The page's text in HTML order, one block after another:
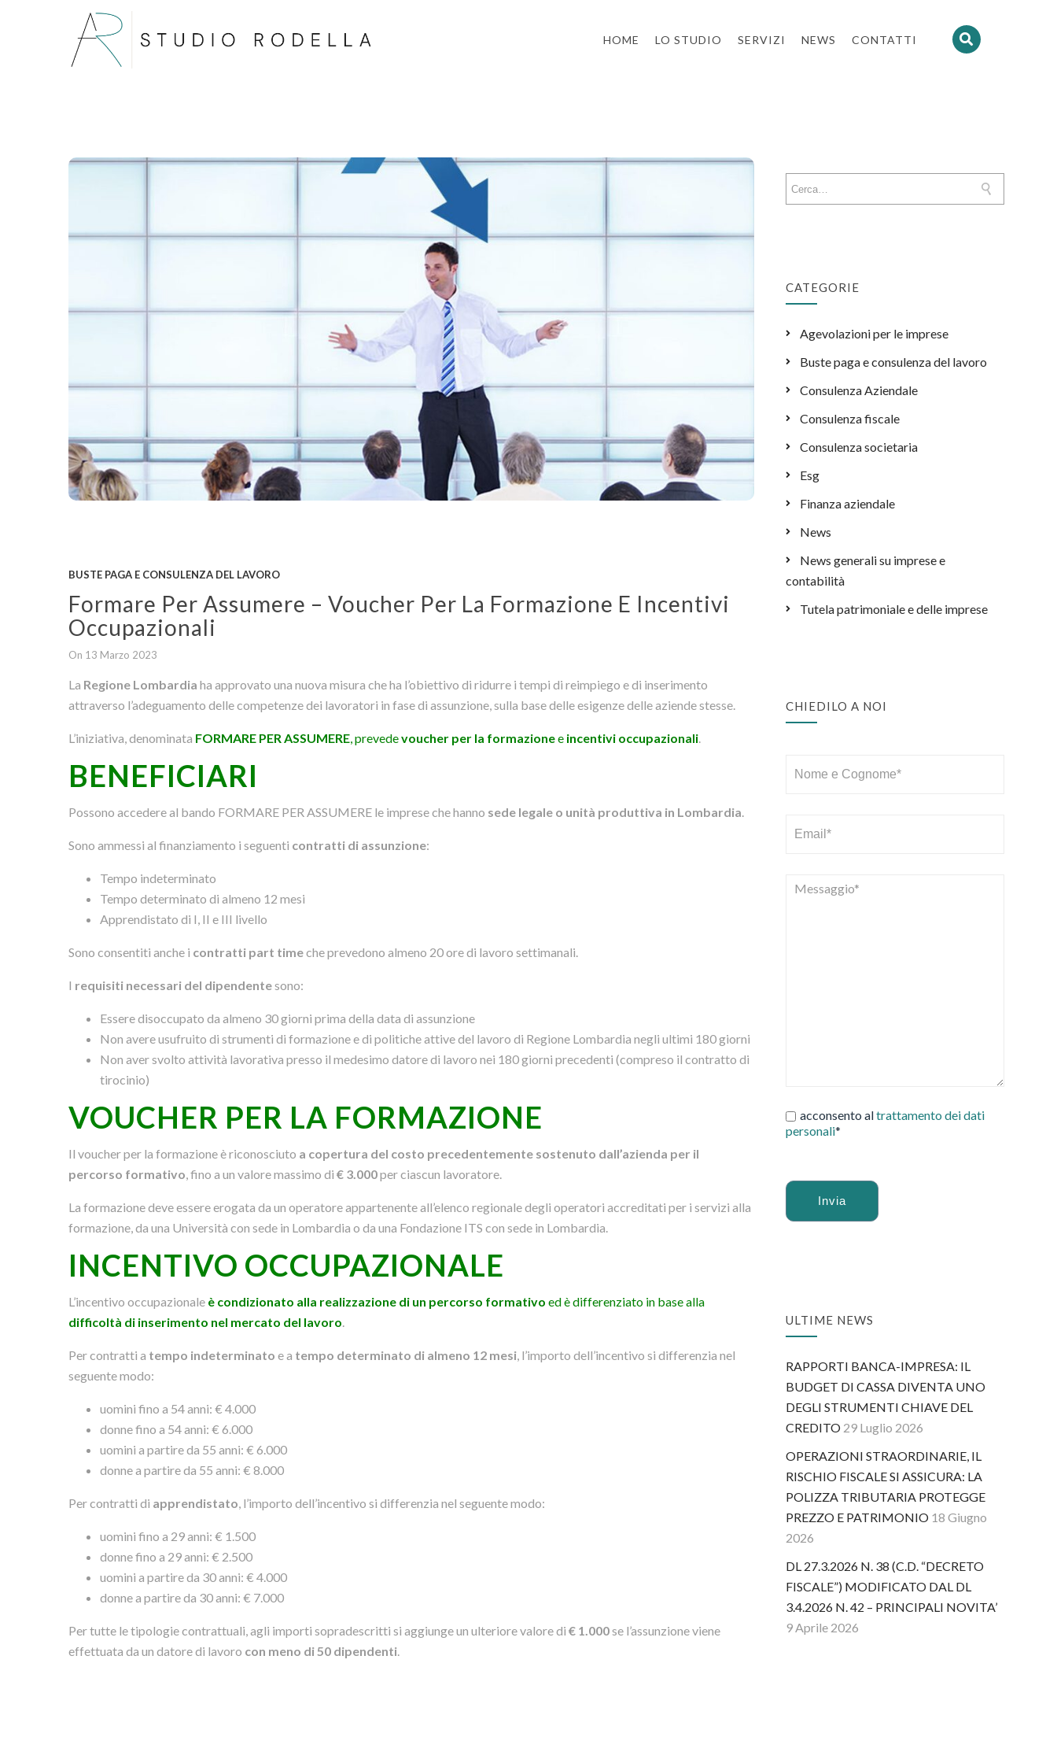
HOME LO STUDIO SERVIZI NEWS CONTATTI
BUSTE PAGA E CONSULENZA DEL LAVORO
Formare Per Assumere – Voucher Per La Formazione E Incentivi
Occupazionali
On 13 Marzo 2023
La Regione Lombardia ha approvato una nuova misura che ha l’obiettivo di ridurre i tempi di reimpiego e di inserimento
attraverso l’adeguamento delle competenze dei lavoratori in fase di assunzione, sulla base delle esigenze delle aziende stesse.
L’iniziativa, denominata FORMARE PER ASSUMERE, prevedevoucher per la formazionee incentivi occupazionali.
BENEFICIARI
Possono accedere al bando FORMARE PER ASSUMERE le imprese che hanno sede legale o unità produttiva in Lombardia.
Sono ammessi al finanziamento i seguenti contratti di assunzione:
Tempo indeterminato
Tempo determinato di almeno 12 mesi
Apprendistato di I, II e III livello
Sono consentiti anche i contratti part timeche prevedono almeno 20 ore di lavoro settimanali.
I requisiti necessari del dipendentesono:
Essere disoccupato da almeno 30 giorni prima della data di assunzione
Non avere usufruito di strumenti di formazione e di politiche attive del lavoro di Regione Lombardia negli ultimi 180 giorni
Non aver svolto attività lavorativa presso il medesimo datore di lavoro nei 180 giorni precedenti (compreso il contratto di
tirocinio)
VOUCHER PER LA FORMAZIONE
Il voucher per la formazione è riconosciuto a copertura del costo precedentemente sostenuto dall’azienda per il
percorso formativo, fino a un valore massimo di€ 3.000per ciascun lavoratore.
La formazione deve essere erogata da un operatore appartenente all’elenco regionale degli operatori accreditati per i servizi alla
formazione, da una Università con sede in Lombardia o da una Fondazione ITS con sede in Lombardia.
INCENTIVO OCCUPAZIONALE
L’incentivo occupazionale è condizionato alla realizzazione di un percorso formativo ed è differenziato in base alla
difficoltà di inserimento nel mercato del lavoro.
Per contratti a tempo indeterminato e a tempo determinato di almeno 12 mesi, l’importo dell’incentivo si differenzia nel
seguente modo:
uomini fino a 54 anni: € 4.000
donne fino a 54 anni: € 6.000
uomini a partire da 55 anni: € 6.000
donne a partire da 55 anni: € 8.000
Per contratti di apprendistato, l’importo dell’incentivo si differenzia nel seguente modo:
uomini fino a 29 anni: € 1.500
donne fino a 29 anni: € 2.500
uomini a partire da 30 anni: € 4.000
donne a partire da 30 anni: € 7.000
Per tutte le tipologie contrattuali, agli importi sopradescritti si aggiunge un ulteriore valore di€ 1.000se l’assunzione viene
effettuata da un datore di lavoro con meno di 50 dipendenti.
CATEGORIE
Agevolazioni per le imprese
Buste paga e consulenza del lavoro
Consulenza Aziendale
Consulenza fiscale
Consulenza societaria
Esg
Finanza aziendale
News
News generali su imprese e
contabilità
Tutela patrimoniale e delle imprese
CHIEDILO A NOI
acconsento altrattamento dei dati
personali*
ULTIME NEWS
RAPPORTI BANCA-IMPRESA: IL
BUDGET DI CASSA DIVENTA UNO
DEGLI STRUMENTI CHIAVE DEL
CREDITO 29 Luglio 2026
OPERAZIONI STRAORDINARIE, IL
RISCHIO FISCALE SI ASSICURA: LA
POLIZZA TRIBUTARIA PROTEGGE
PREZZO E PATRIMONIO 18 Giugno
2026
DL 27.3.2026 N. 38 (C.D. “DECRETO
FISCALE”) MODIFICATO DAL DL
3.4.2026 N. 42 – PRINCIPALI NOVITA’
9 Aprile 2026